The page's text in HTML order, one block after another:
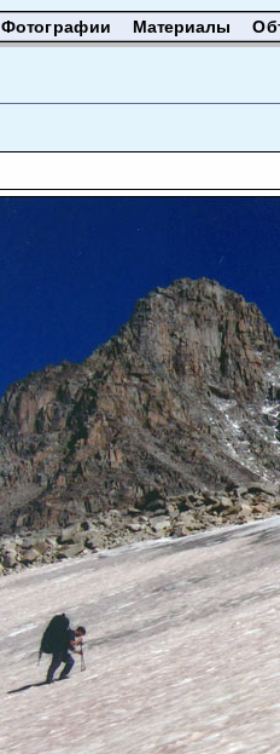
Фотографии Материалы